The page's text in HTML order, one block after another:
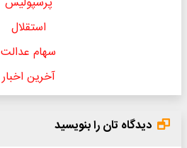
استقلال
سهام عدالت
آخرین اخبار
دیدگاه تان را بنویسید